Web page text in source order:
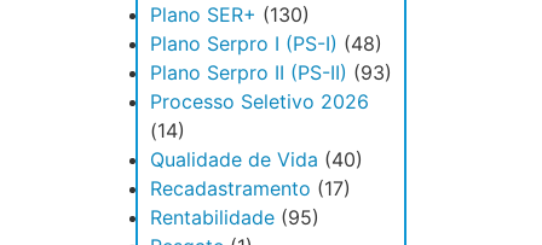
Plano SER+ (130)
Plano Serpro I (PS-I) (48)
Plano Serpro II (PS-II) (93)
Processo Seletivo 2026
(14)
Qualidade de Vida (40)
Recadastramento (17)
Rentabilidade (95)